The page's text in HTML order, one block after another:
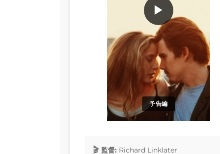
予告編
▶
監督: Richard Linklater